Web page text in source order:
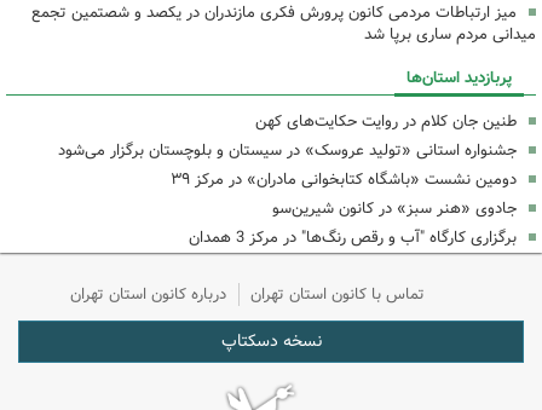
میز ارتباطات مردمی کانون پرورش فکری مازندران در یکصد و شصتمین تجمع
میدانی مردم ساری برپا شد
پربازدید استان‌ها
طنین جان کلام در روایت حکایت‌های کهن
جشنواره استانی «تولید عروسک» در سیستان و بلوچستان برگزار می‌شود
دومین نشست «باشگاه کتابخوانی مادران» در مرکز ۳۹
جادوی «هنر سبز» در کانون شیرین‌سو
برگزاری کارگاه "آب و رقص رنگ‌ها" در مرکز 3 همدان
تماس با کانون استان تهران درباره کانون استان تهران
نسخه دسکتاپ